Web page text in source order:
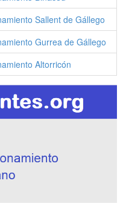
Sallent de Gállego
Gurrea de Gállego
Altorricón